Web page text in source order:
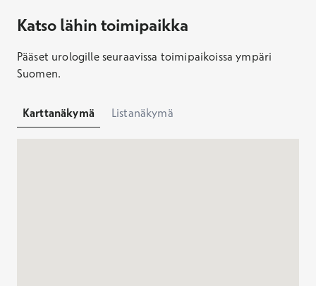
Katso lähin toimipaikka
Pääset urologille seuraavissa toimipaikoissa ympäri
Suomen.
Karttanäkymä Listanäkymä